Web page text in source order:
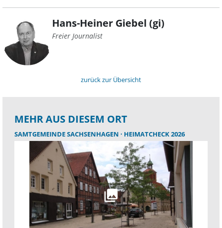
Hans-Heiner Giebel (gi)
Freier Journalist
zurück zur Übersicht
MEHR AUS DIESEM ORT
SAMTGEMEINDE SACHSENHAGEN HEIMATCHECK 2026